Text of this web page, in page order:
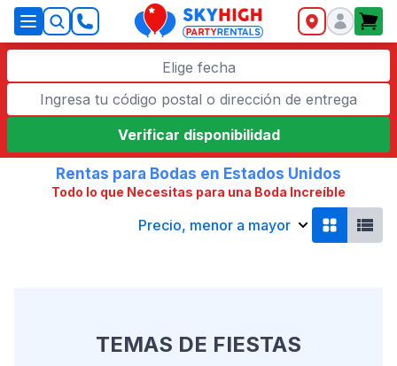
SkyHigh Logo
Elige fecha
Verificar disponibilidad
Rentas para Bodas en Estados Unidos
Todo lo que Necesitas para una Boda Increíble
Precio, menor a mayor
TEMAS DE FIESTAS